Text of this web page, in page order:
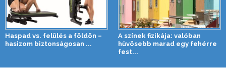
Haspad vs. felülés a földön –
hasizom biztonságosan ...
A színek fizikája: valóban
hűvösebb marad egy fehérre
fest...